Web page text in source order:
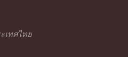
เทศไทย